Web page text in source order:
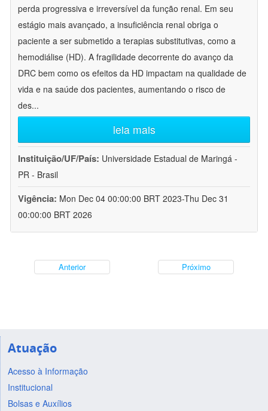
perda progressiva e irreversível da função renal. Em seu
estágio mais avançado, a insuficiência renal obriga o
paciente a ser submetido a terapias substitutivas, como a
hemodiálise (HD). A fragilidade decorrente do avanço da
DRC bem como os efeitos da HD impactam na qualidade de
vida e na saúde dos pacientes, aumentando o risco de
des...
leia mais
Instituição/UF/País: Universidade Estadual de Maringá -
PR - Brasil
Vigência: Mon Dec 04 00:00:00 BRT 2023-Thu Dec 31
00:00:00 BRT 2026
Anterior Próximo
Atuação
Acesso à Informação
Institucional
Bolsas e Auxílios